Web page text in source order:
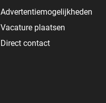
Advertentiemogelijkheden
Vacature plaatsen
Direct contact